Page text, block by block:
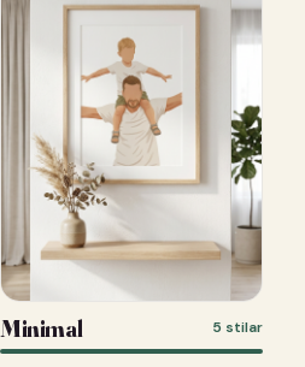
Minimal 5 stilar